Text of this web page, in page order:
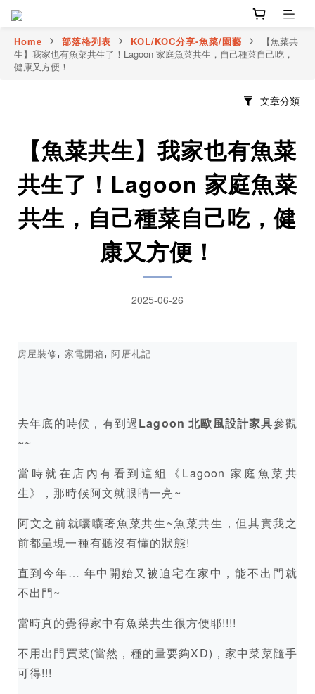
Home 部落格列表 KOL/KOC分享-魚菜/園藝
【魚菜共
生】我家也有魚菜共生了！Lagoon 家庭魚菜共生，自己種菜自己吃，
健康又方便！
文章分類
【魚菜共生】我家也有魚菜
共生了！Lagoon 家庭魚菜
共生，自己種菜自己吃，健
康又方便！
2025-06-26
房屋裝修, 家電開箱,阿厝札記
去年底的時候，有到過Lagoon 北歐風設計家具參觀
~~
當時就在店內有看到這組《Lagoon 家庭魚菜共
生》，那時候阿文就眼睛一亮~
阿文之前就囔囔著魚菜共生~魚菜共生，但其實我之
前都呈現一種有聽沒有懂的狀態!
直到今年… 年中開始又被迫宅在家中，能不出門就
不出門~
當時真的覺得家中有魚菜共生很方便耶!!!!
不用出門買菜(當然，種的量要夠XD)，家中菜菜隨手
可得!!!